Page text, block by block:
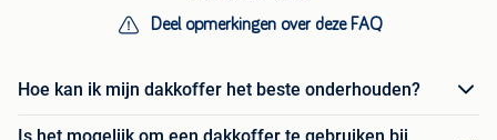
Deel opmerkingen over deze FAQ
Hoe kan ik mijn dakkoffer het beste onderhouden?